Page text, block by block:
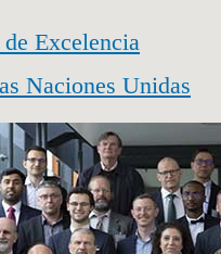
Excelencia
Naciones Unidas